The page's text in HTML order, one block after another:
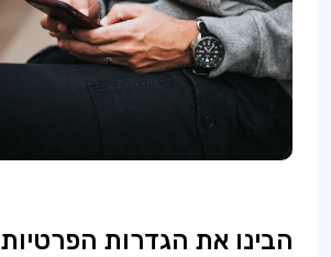
הבינו את הגדרות הפרטיות